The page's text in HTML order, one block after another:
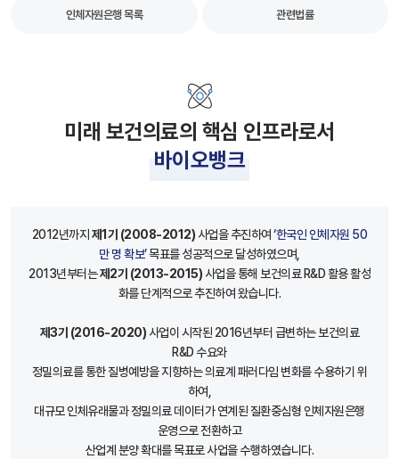
인체자원은행 목록 관련법률
미래 보건의료의 핵심 인프라로서
바이오뱅크
2012년까지 제1기 (2008-2012) 사업을 추진하여‘한국인 인체자원 50
만 명 확보’목표를 성공적으로 달성하였으며,
2013년부터는제2기 (2013-2015) 사업을 통해 보건의료 R&D 활용 활성
화를 단계적으로 추진하여 왔습니다.
제3기 (2016-2020) 사업이 시작된 2016년부터 급변하는 보건의료
R&D 수요와
정밀의료를 통한 질병예방을 지향하는 의료계 패러다임 변화를 수용하기 위
하여,
대규모 인체유래물과 정밀의료 데이터가 연계된 질환중심형 인체자원은행
운영으로 전환하고
산업계 분양 확대를 목표로 사업을 수행하였습니다.